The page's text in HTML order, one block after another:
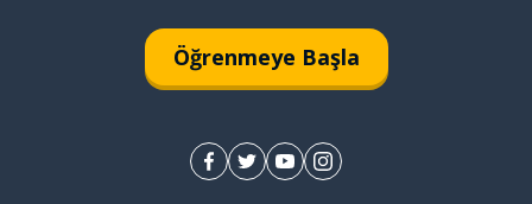
Öğrenmeye Başla